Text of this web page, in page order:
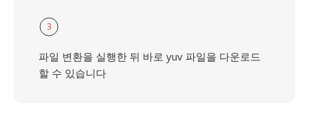
3
파일 변환을 실행한 뒤 바로 yuv 파일을 다운로드
할 수 있습니다